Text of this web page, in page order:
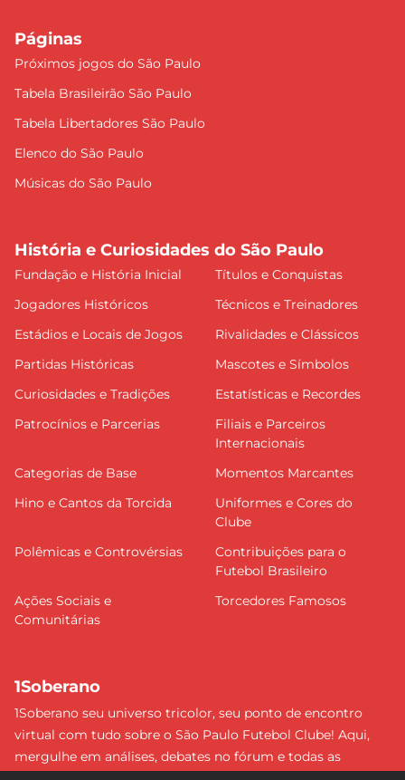
Páginas
Próximos jogos do São Paulo
Tabela Brasileirão São Paulo
Tabela Libertadores São Paulo
Elenco do São Paulo
Músicas do São Paulo
História e Curiosidades do São Paulo
Fundação e História Inicial
Títulos e Conquistas
Jogadores Históricos
Técnicos e Treinadores
Estádios e Locais de Jogos
Rivalidades e Clássicos
Partidas Históricas
Mascotes e Símbolos
Curiosidades e Tradições
Estatísticas e Recordes
Patrocínios e Parcerias
Filiais e Parceiros
Internacionais
Categorias de Base
Momentos Marcantes
Hino e Cantos da Torcida
Uniformes e Cores do
Clube
Polêmicas e Controvérsias
Contribuições para o
Futebol Brasileiro
Ações Sociais e
Comunitárias
Torcedores Famosos
1Soberano
1Soberano seu universo tricolor, seu ponto de encontro
virtual com tudo sobre o São Paulo Futebol Clube! Aqui,
mergulhe em análises, debates no fórum e todas as